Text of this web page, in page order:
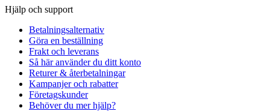
Hjälp och support
Betalningsalternativ
Göra en beställning
Frakt och leverans
Så här använder du ditt konto
Returer & återbetalningar
Kampanjer och rabatter
Företagskunder
Behöver du mer hjälp?